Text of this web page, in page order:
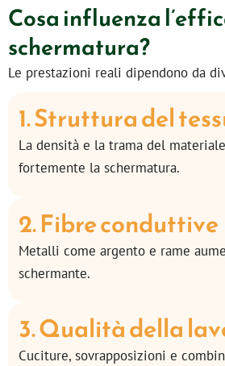
Cosa influenza
schermatura?
Le prestazioni reali dipendono da
1. Struttura del
La densità e la trama del
fortemente la schermatura.
2. Fibre conduttive
Metalli come argento e rame
schermante.
3. Qualità della
Cuciture, sovrapposizioni e